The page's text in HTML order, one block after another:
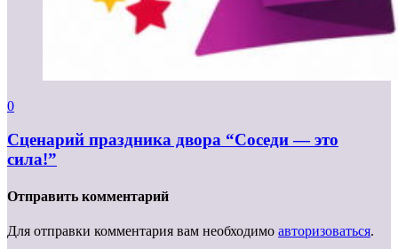
0
Сценарий праздника двора “Соседи — это
сила!”
Отправить комментарий
Для отправки комментария вам необходимо авторизоваться.